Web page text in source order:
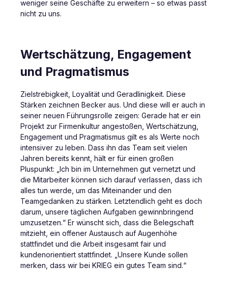
weniger seine Geschäfte zu erweitern – so etwas passt
nicht zu uns.
Wertschätzung, Engagement
und Pragmatismus
Zielstrebigkeit, Loyalität und Geradlinigkeit. Diese
Stärken zeichnen Becker aus. Und diese will er auch in
seiner neuen Führungsrolle zeigen: Gerade hat er ein
Projekt zur Firmenkultur angestoßen, Wertschätzung,
Engagement und Pragmatismus gilt es als Werte noch
intensiver zu leben. Dass ihn das Team seit vielen
Jahren bereits kennt, hält er für einen großen
Pluspunkt: „Ich bin im Unternehmen gut vernetzt und
die Mitarbeiter können sich darauf verlassen, dass ich
alles tun werde, um das Miteinander und den
Teamgedanken zu stärken. Letztendlich geht es doch
darum, unsere täglichen Aufgaben gewinnbringend
umzusetzen.“ Er wünscht sich, dass die Belegschaft
mitzieht, ein offener Austausch auf Augenhöhe
stattfindet und die Arbeit insgesamt fair und
kundenorientiert stattfindet. „Unsere Kunde sollen
merken, dass wir bei KRIEG ein gutes Team sind.“